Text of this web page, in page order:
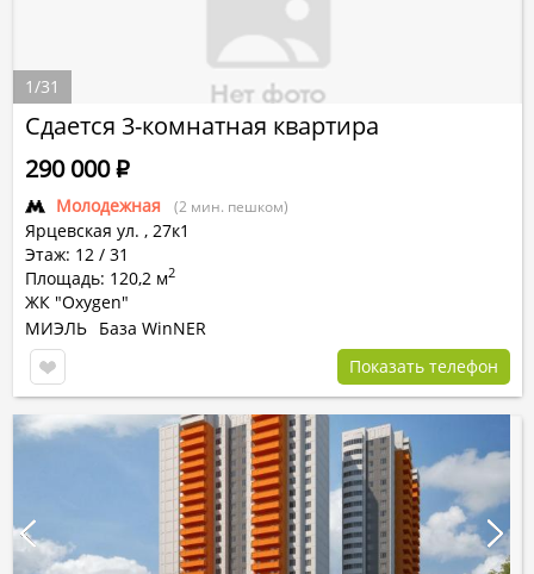
Сдается 3-комнатная квартира
Молодежная (2 мин. пешком)
Ярцевская ул. , 27к1
Этаж: 12 / 31
Площадь: 120,2 м2
ЖК "Oxygen"
290 000Р
МИЭЛЬ База WinNER
Показать телефон
1/31